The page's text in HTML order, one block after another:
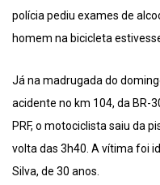
polícia pediu exames de
homem na bicicleta
Já na madrugada do
acidente no km 104, da BR-
PRF, o motociclista saiu da
volta das 3h40. A vítima foi
Silva, de 30 anos.